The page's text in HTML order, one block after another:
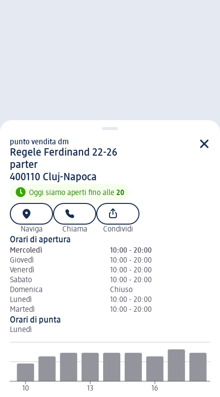
punto vendita d m
punto vendita dm
Regele Ferdinand 22-26
parter
4 0 0 1 1 0
400110 Cluj-Napoca
Oggi siamo aperti fino alle 20
Naviga Chiama Condividi
Orari di apertura
Mercoledì
10:00 - 20:00
Giovedì
10:00 - 20:00
Venerdì
10:00 - 20:00
Sabato
10:00 - 20:00
Domenica
Chiuso
Lunedì
10:00 - 20:00
Martedì
10:00 - 20:00
Orari di punta
Lunedì
10 13 16